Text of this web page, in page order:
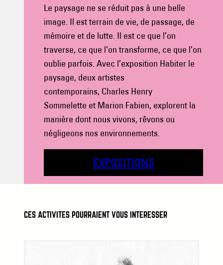
Le paysage ne se réduit pas à une belle
image. Il est terrain de vie, de passage, de
mémoire et de lutte. Il est ce que l’on
traverse, ce que l’on transforme, ce que l’on
oublie parfois. Avec l’exposition Habiter le
paysage, deux artistes
contemporains, Charles Henry
Sommelette et Marion Fabien, explorent la
manière dont nous vivons, rêvons ou
négligeons nos environnements.
EXPOSITIONS
CES ACTIVITÉS POURRAIENT VOUS INTÉRESSER